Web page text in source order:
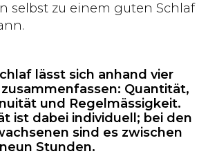
selbst zu einem guten Schlaf
lässt sich anhand vier
Quantität,
und Regelmässigkeit.
ist dabei individuell; bei den
sind es zwischen
Stunden.